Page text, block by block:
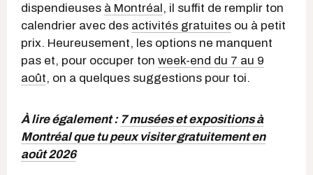
dispendieuses à Montréal, il suffit de remplir ton
calendrier avec des activités gratuites ou à petit
prix. Heureusement, les options ne manquent
pas et, pour occuper ton week-end du 7 au 9
août, on a quelques suggestions pour toi.
À lire également : 7 musées et expositions à
Montréal que tu peux visiter gratuitement en
août 2026